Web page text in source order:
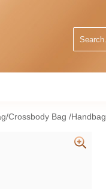
Crossbody Bag /Handbag